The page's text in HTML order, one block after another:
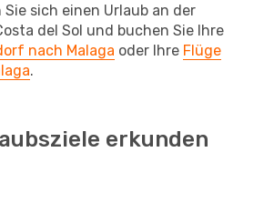
Sie sich einen Urlaub an der
del Sol und buchen Sie Ihre
nach Malaga oder Ihre Flüge
.
erkunden